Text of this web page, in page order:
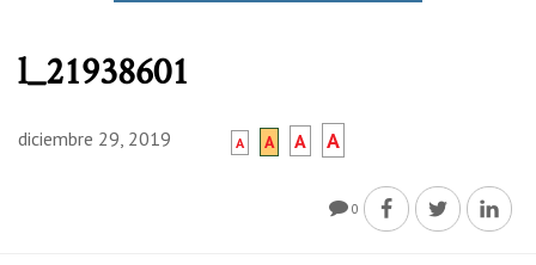
l_21938601
diciembre 29, 2019 A A A A
0